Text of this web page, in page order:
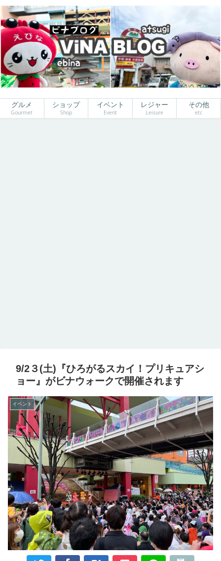
グルメ
Gourmet
ショップ
Shop
イベント
Event
レジャー
Leisure
その他
etc
9/2３(土)『ひろがるスカイ！プリキュアシ
ョー』がビナウォークで開催されます
イベント